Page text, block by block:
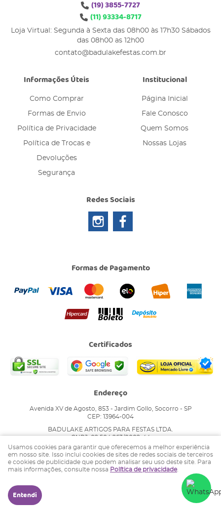
(19)3855-7727
(11)93334-8717
Loja Virtual: Segunda à Sexta das 08h00 às 17h30 Sábados
das 08h00 as 12h00
contato@badulakefestas.com.br
Informações Úteis
Como Comprar
Formas de Envio
Política de Privacidade
Política de Trocas e
Devoluções
Segurança
Institucional
Página Inicial
Fale Conosco
Quem Somos
Nossas Lojas
Redes Sociais
Formas de Pagamento
Certificados
Endereço
Avenida XV de Agosto, 853- Jardim Gollo, Socorro - SP
CEP: 13964-004
BADULAKE ARTIGOS PARA FESTAS LTDA.
CNPJ: 02.504.263/0002-44
LOJA VIRTUAL CRIADA POR
Usamos cookies para garantir que oferecemos a melhor experiência
em nosso site. Isso inclui cookies de sites de redes sociais de terceiros
e cookies de publicidade que podem analisar seu uso deste site. Para
mais informações, consulte nossa Política de privacidade.
Entendi